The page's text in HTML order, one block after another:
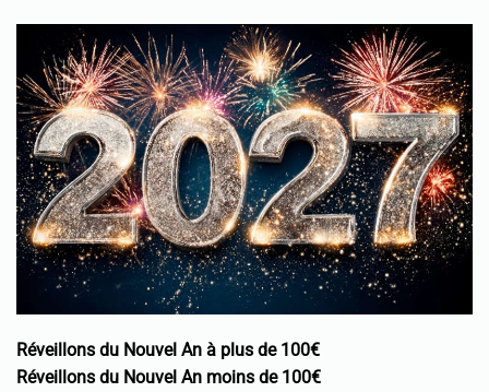
Réveillons du Nouvel An à plus de 100€
Réveillons du Nouvel An moins de 100€